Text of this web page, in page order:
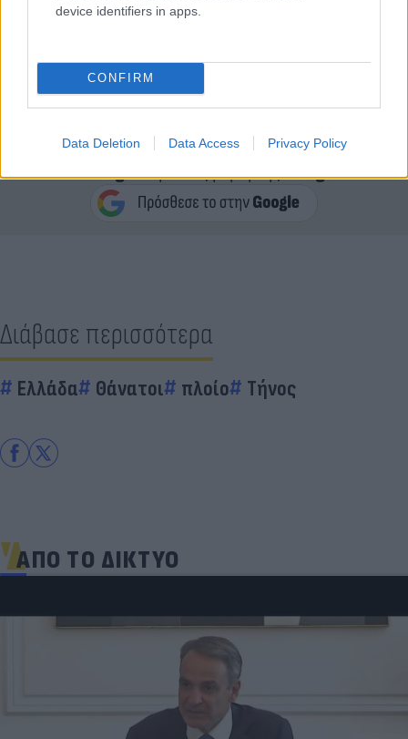
device identifiers in apps.
CONFIRM
Data Deletion Data Access Privacy Policy
Κάνε κλικ και δες περισσότερο
Flash.grστην αναζήτηση τηςGoogle
Διάβασε περισσότερα
Ελλάδα Θάνατοι πλοίο Τήνος
ΑΠΟ ΤΟ ΔΙΚΤΥΟ